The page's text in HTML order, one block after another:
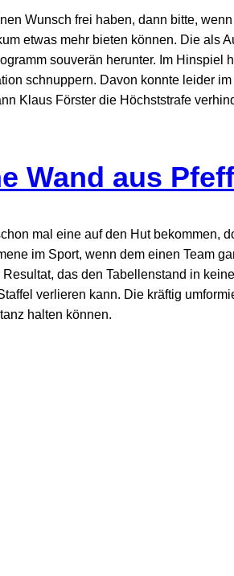
Wunsch frei haben, dann bitte,
etwas mehr bieten können. Die als
souverän herunter. Im Hinspiel
schnuppern. Davon konnte leider
Klaus Förster die Höchststrafe
Wand aus
mal eine auf den Hut bekommen,
im Sport, wenn dem einen Team
das den Tabellenstand in
verlieren kann. Die kräftig
halten können.